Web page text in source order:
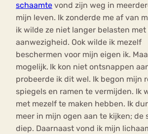
schaamte vond zijn weg in
mijn leven. Ik zonderde me af van
ik wilde ze niet langer belasten met
aanwezigheid. Ook wilde ik mezelf
beschermen voor mijn eigen ik.
mogelijk. Ik kon niet ontsnappen
probeerde ik dit wel. Ik begon mijn
spiegels en ramen te vermijden. Ik
met mezelf te maken hebben. Ik
meer in mijn ogen aan te kijken; de
diep. Daarnaast vond ik mijn